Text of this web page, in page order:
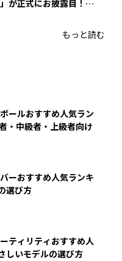
」が正式にお披露目！
もっと読む
ールおすすめ人気ラン
・中級者・上級者向け
ーおすすめ人気ランキ
選び方
ティリティおすすめ人
しいモデルの選び方